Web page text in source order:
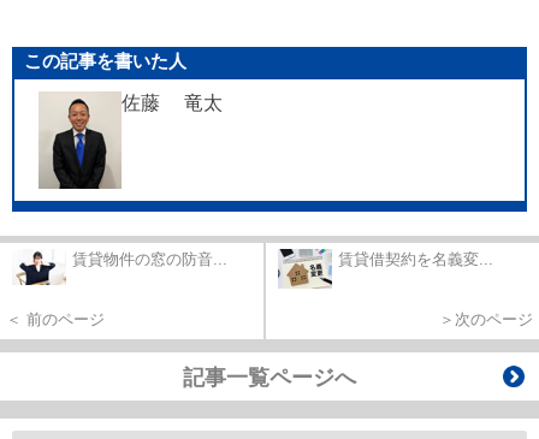
この記事を書いた人
佐藤 竜太
賃貸物件の窓の防音...
＜ 前のページ
賃貸借契約を名義変...
＞次のページ
記事一覧ページへ